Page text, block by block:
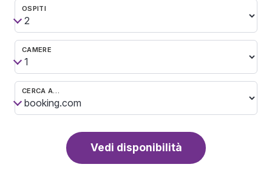
OSPITI
CAMERE
CERCA A…
Vedi disponibilità